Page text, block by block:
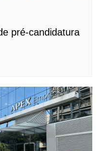
pré-candidatura